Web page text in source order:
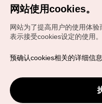
Copyrights (c) 韩国旅游发
VISITKOREA官方邮箱
chnsim@knto.or.kr
网站使用cookies。
网站为了提高用户的使用体验
表示接受cookies设定的使用。
预确认cookies相关的详细信